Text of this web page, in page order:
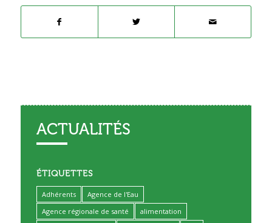
ACTUALITÉS
ÉTIQUETTES
Adhérents
Agence de l'Eau
Agence régionale de santé
alimentation